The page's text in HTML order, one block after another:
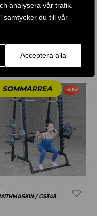
analysera vår trafik.
samtycker du till vår
Acceptera alla
5.00
.490KR –10 .989KR
KÖP PRODUKT
-43%
/ GS348